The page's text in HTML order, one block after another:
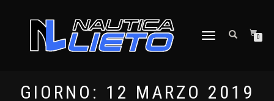
NAVIGAZIONE
0
GIORNO: 12 MARZO 2019